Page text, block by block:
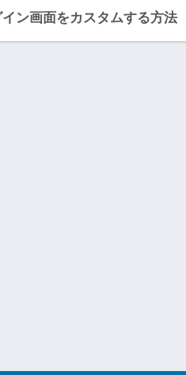
イン画面をカスタムする方法